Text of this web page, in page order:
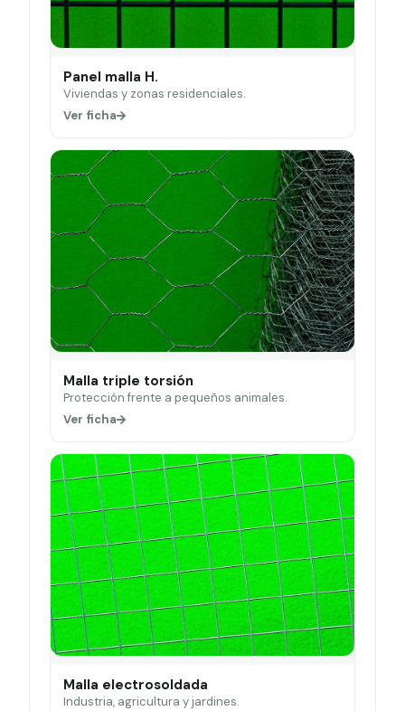
Panel malla H.
Viviendas y zonas residenciales.
Ver ficha
Malla triple torsión
Protección frente a pequeños animales.
Ver ficha
Malla electrosoldada
Industria, agricultura y jardines.